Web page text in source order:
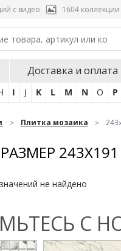
с видео 1604
Доставка и оплата
I J K L M N O P
Плитка мозаика
243X191
не найдено
С